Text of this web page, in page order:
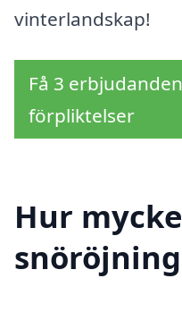
vinterlandskap!
Få 3
förpliktelser
Hur